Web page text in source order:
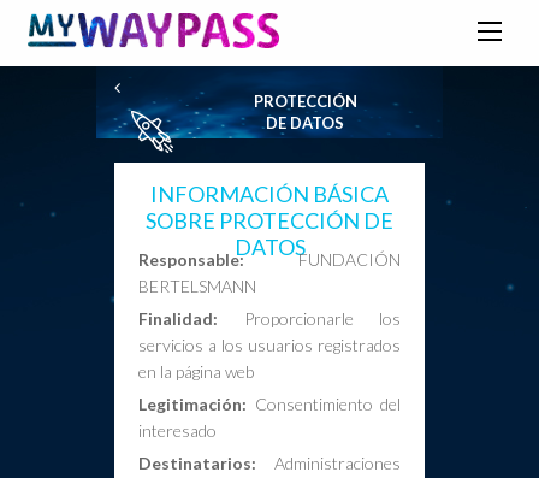
PROTECCIÓN
DE DATOS
INFORMACIÓN BÁSICA
SOBRE PROTECCIÓN DE
DATOS
Responsable:FUNDACIÓN
BERTELSMANN
Finalidad: Proporcionarle los
servicios a los usuarios registrados
en la página web
Legitimación: Consentimiento del
interesado
Destinatarios: Administraciones